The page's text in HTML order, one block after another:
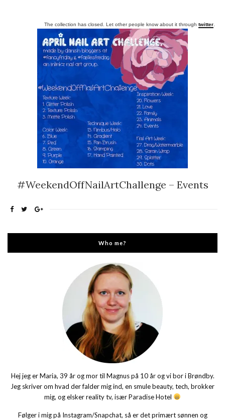
The collection has closed. Let other people know about it through twitter
#WeekendOffNailArtChallenge – Events
Who me?
Hej jeg er Maria, 39 år og mor til Magnus på 10 år og vi bor i Brøndby.
Jeg skriver om hvad der falder mig ind, en smule beauty, tech, brokker
mig, og elsker reality tv, især Paradise Hotel
Følger i mig på Instagram/Snapchat, så er det primært sønnen og